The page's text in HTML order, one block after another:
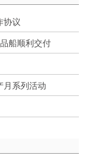
协议
船顺利交付
月系列活动